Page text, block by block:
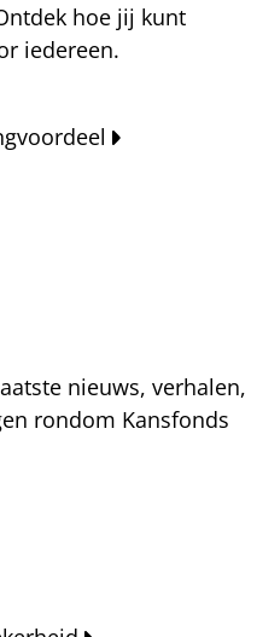
hoe jij kunt
iedereen.
nieuws, verhalen,
rondom Kansfonds